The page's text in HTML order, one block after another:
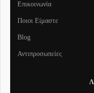
Επικοινωνία
Ποιοι Είμαστε
Blog
Αντιπροσωπείες